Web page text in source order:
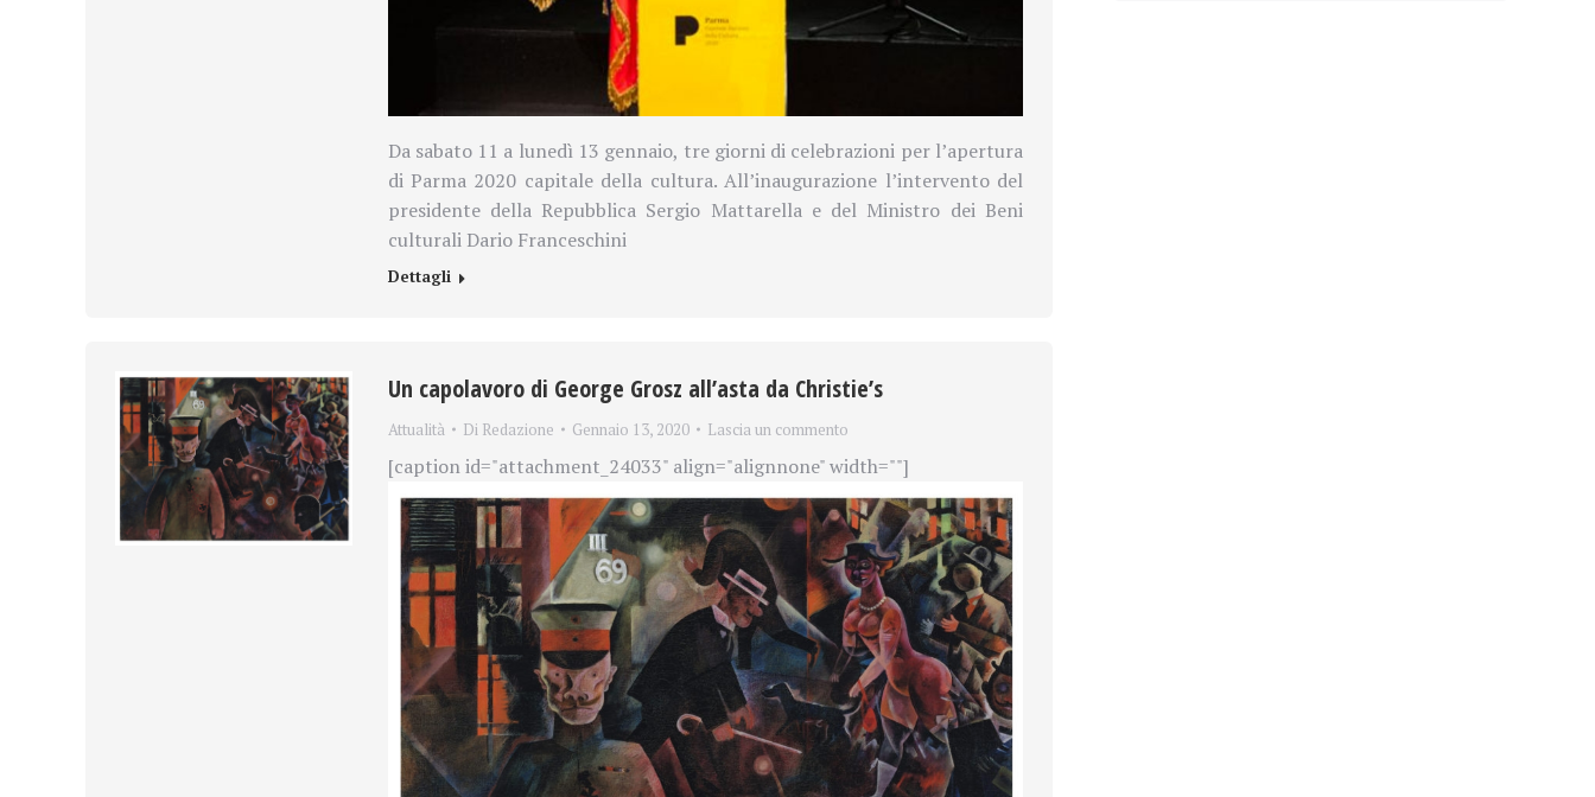
Da sabato 11 a lunedì 13 gennaio, tre giorni di celebrazioni per l’apertura
di Parma 2020 capitale della cultura. All’inaugurazione l’intervento del
presidente della Repubblica Sergio Mattarella e del Ministro dei Beni
culturali Dario Franceschini
Dettagli
Un capolavoro di George Grosz all’asta da Christie’s
Attualità Di Redazione Gennaio 13, 2020 Lascia un commento
[caption id="attachment_24033" align="alignnone" width=""]